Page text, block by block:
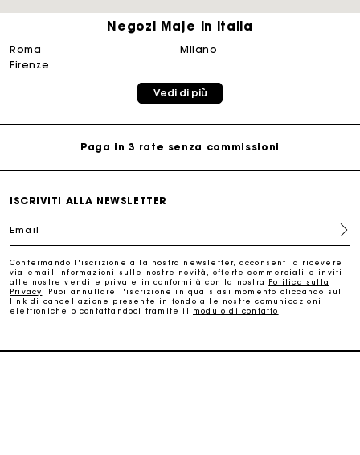
Negozi Maje in Italia
roma
milano
firenze
Vedi di più
La carta regalo Maje: il modo migliore per fare il regalo
Consegna a domicilio offerta entro 2-3 giorni
Paga in 3 rate senza commissioni
La carta regalo Maje: il modo migliore per fare il regalo
perfetto
ISCRIVITI ALLA NEWSLETTER
Email
Confermando l'iscrizione alla nostra newsletter, acconsenti a ricevere
via email informazioni sulle nostre novità, offerte commerciali e inviti
alle nostre vendite private in conformità con la nostra Politica sulla
Privacy
. Puoi annullare l'iscrizione in qualsiasi momento cliccando sul
link di cancellazione presente in fondo alle nostre comunicazioni
elettroniche o contattandoci tramite il modulo di contatto